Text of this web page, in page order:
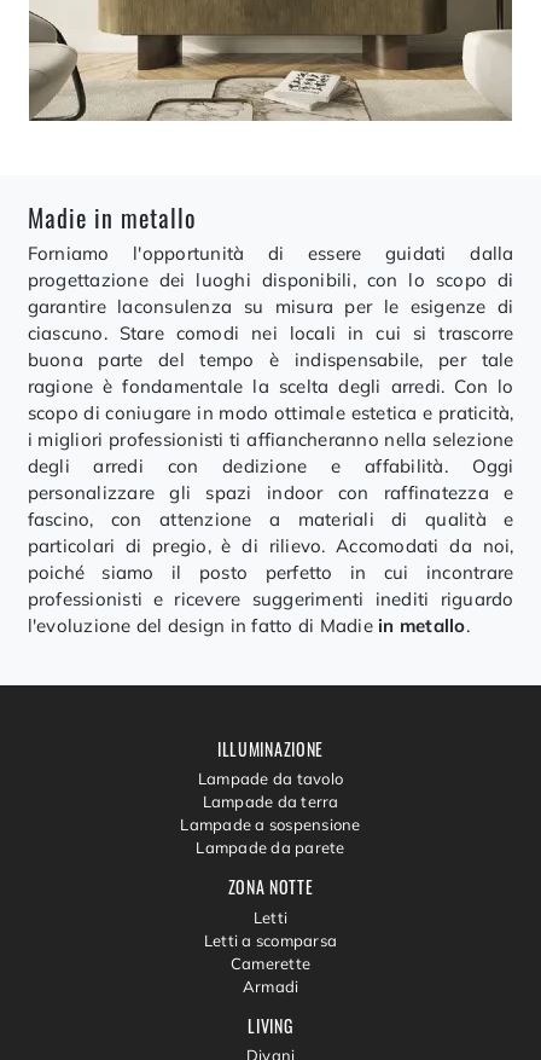
Madie in metallo
Forniamo l'opportunità di essere guidati dalla
progettazione dei luoghi disponibili, con lo scopo di
garantire laconsulenza su misura per le esigenze di
ciascuno. Stare comodi nei locali in cui si trascorre
buona parte del tempo è indispensabile, per tale
ragione è fondamentale la scelta degli arredi. Con lo
scopo di coniugare in modo ottimale estetica e praticità,
i migliori professionisti ti affiancheranno nella selezione
degli arredi con dedizione e affabilità. Oggi
personalizzare gli spazi indoor con raffinatezza e
fascino, con attenzione a materiali di qualità e
particolari di pregio, è di rilievo. Accomodati da noi,
poiché siamo il posto perfetto in cui incontrare
professionisti e ricevere suggerimenti inediti riguardo
l'evoluzione del design in fatto di Madie in metallo.
LIVING
Divani
ZONA NOTTE
Letti
Letti a scomparsa
Camerette
Armadi
ILLUMINAZIONE
Lampade da tavolo
Lampade da terra
Lampade a sospensione
Lampade da parete